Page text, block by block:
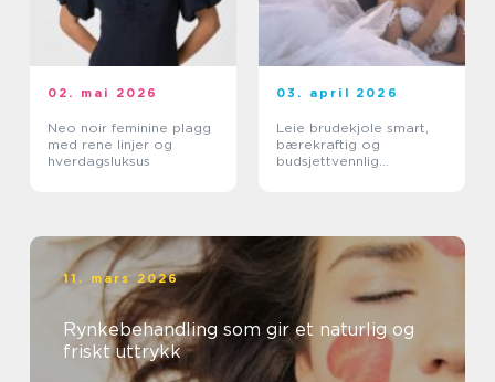
02. mai 2026
Neo noir feminine plagg
med rene linjer og
hverdagsluksus
03. april 2026
Leie brudekjole smart,
bærekraftig og
budsjettvennlig
11. mars 2026
Rynkebehandling som gir et naturlig og
friskt uttrykk